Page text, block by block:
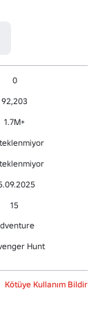
0
92,203
1.7M+
15
Hunt
Kötüye Kullanım Bildir